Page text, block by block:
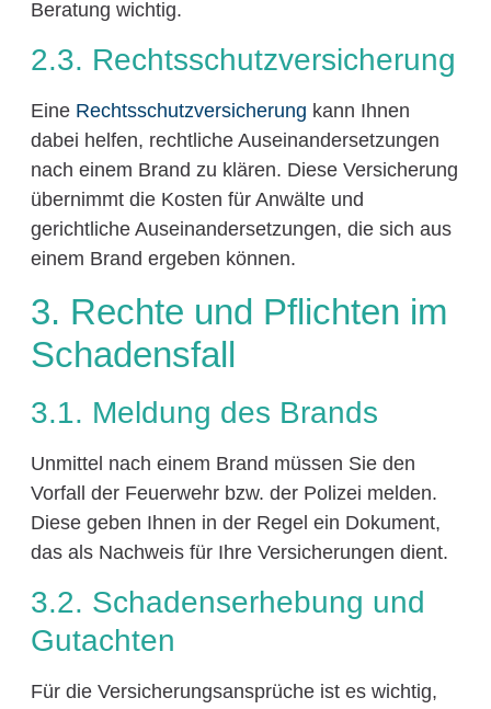
Beratung wichtig.
2.3. Rechtsschutzversicherung
Eine Rechtsschutzversicherung kann Ihnen
dabei helfen, rechtliche Auseinandersetzungen
nach einem Brand zu klären. Diese Versicherung
übernimmt die Kosten für Anwälte und
gerichtliche Auseinandersetzungen, die sich aus
einem Brand ergeben können.
3. Rechte und Pflichten im
Schadensfall
3.1. Meldung des Brands
Unmittel nach einem Brand müssen Sie den
Vorfall der Feuerwehr bzw. der Polizei melden.
Diese geben Ihnen in der Regel ein Dokument,
das als Nachweis für Ihre Versicherungen dient.
3.2. Schadenserhebung und
Gutachten
Für die Versicherungsansprüche ist es wichtig,